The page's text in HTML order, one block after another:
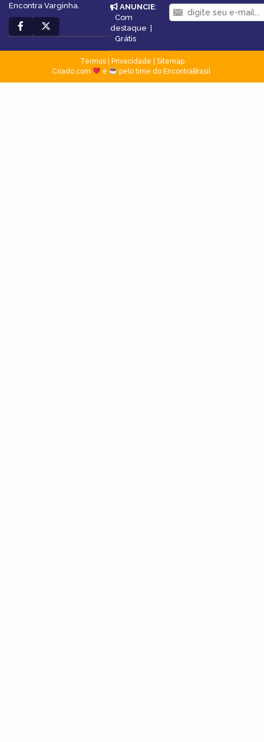
Encontra Varginha.
ANUNCIE:
Com
destaque |
Grátis
Termos| Privacidade
Sitemap
Criado com
e pelo time do EncontraBrasil